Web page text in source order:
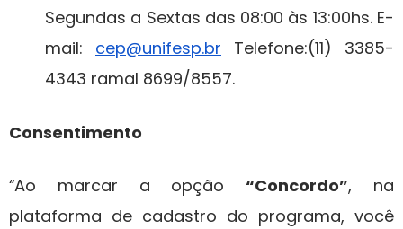
Segundas a Sextas das 08:00 às 13:00hs. E-
mail: cep@unifesp.br Telefone:(11) 3385-
4343 ramal 8699/8557.
Consentimento
“Ao marcar a opção“Concordo”, na
plataforma de cadastro do programa, você